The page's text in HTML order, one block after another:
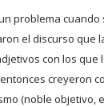
problema cuando
el discurso que
con los que
creyeron
(noble objetivo,